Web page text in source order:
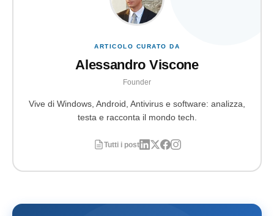
ARTICOLO CURATO DA
Alessandro Viscone
Founder
Vive di Windows, Android, Antivirus e software: analizza,
testa e racconta il mondo tech.
Tutti i post